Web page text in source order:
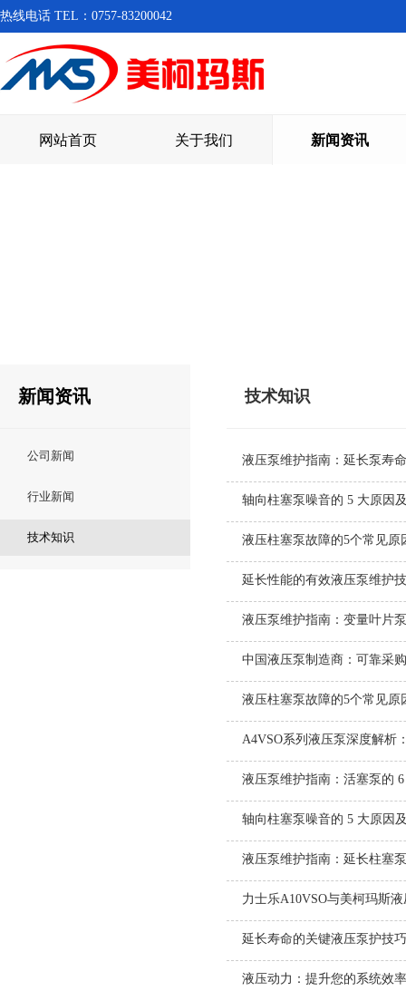
热线电话 TEL：0757-83200042
网站首页 关于我们 新闻资讯
新闻资讯
公司新闻
行业新闻
技术知识
技术知识
液压泵维护指南：延长泵寿
轴向柱塞泵噪音的 5 大原因
液压柱塞泵故障的5个常见原
延长性能的有效液压泵维护
液压泵维护指南：变量叶片
中国液压泵制造商：可靠采
液压柱塞泵故障的5个常见原
A4VSO系列液压泵深度解析
液压泵维护指南：活塞泵的
轴向柱塞泵噪音的 5 大原因
液压泵维护指南：延长柱塞
力士乐A10VSO与美柯玛斯
延长寿命的关键液压泵护技巧
液压动力：提升您的系统效率